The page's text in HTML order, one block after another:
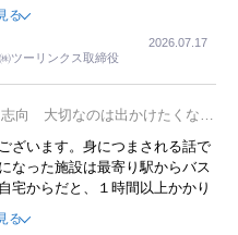
出すことが２つあります。一つ
見学させ、サービス業、接客業
す。 もう一つは1800円もする
たり、社内に懸念もあったそう
バーの高級外車が停まっている
と確信したそうです。今回の記
る
ツーリンクス取締役
2026.07.17
向 大切なのは出かけたくなる
ざいます。身につまされる話で
なった施設は最寄り駅からバス
宅からだと、１時間以上かかり
でした。シニアの住まい選び
る